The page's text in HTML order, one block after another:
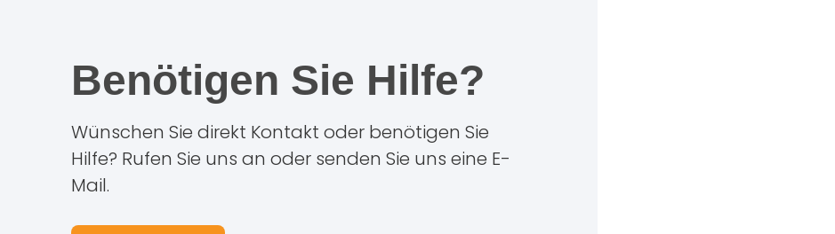
Benötigen Sie Hilfe?
Wünschen Sie direkt Kontakt oder benötigen Sie
Hilfe? Rufen Sie uns an oder senden Sie uns eine E-
Mail.